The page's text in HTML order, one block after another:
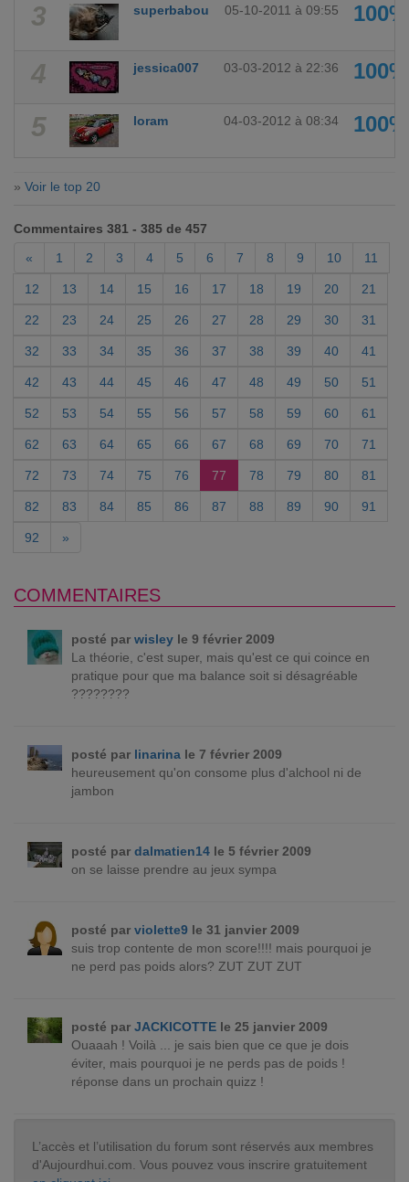
3 superbabou 05-10-2011 à 09:55 100%
4 jessica007 03-03-2012 à 22:36 100%
5 loram 04-03-2012 à 08:34 100%
» Voir le top 20
Commentaires 381 - 385 de 457
«
1 2 3 4 5 6 7 8 9 10 11
12 13 14 15 16 17 18 19 20 21
22 23 24 25 26 27 28 29 30 31
32 33 34 35 36 37 38 39 40 41
42 43 44 45 46 47 48 49 50 51
52 53 54 55 56 57 58 59 60 61
62 63 64 65 66 67 68 69 70 71
72 73 74 75 76 77 78 79 80 81
82 83 84 85 86 87 88 89 90 91
92 »
COMMENTAIRES
posté par wisleyle 9 février 2009
La théorie, c'est super, mais qu'est ce qui coince en
pratique pour que ma balance soit si désagréable
????????
posté par linarinale 7 février 2009
heureusement qu'on consome plus d'alchool ni de
jambon
posté par dalmatien14le 5 février 2009
on se laisse prendre au jeux sympa
posté par violette9le 31 janvier 2009
suis trop contente de mon score!!!! mais pourquoi je
ne perd pas poids alors? ZUT ZUT ZUT
posté par JACKICOTTEle 25 janvier 2009
Ouaaah ! Voilà ... je sais bien que ce que je dois
éviter, mais pourquoi je ne perds pas de poids !
réponse dans un prochain quizz !
L’accès et l’utilisation du forum sont réservés aux membres
d'Aujourdhui.com. Vous pouvez vous inscrire gratuitement